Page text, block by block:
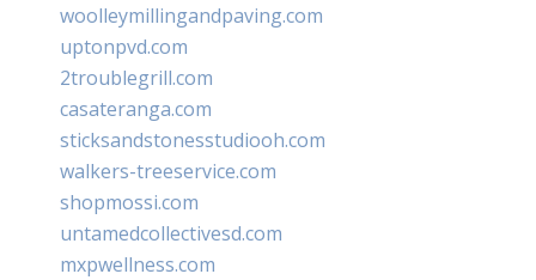
woolleymillingandpaving.com
uptonpvd.com
2troublegrill.com
casateranga.com
sticksandstonesstudiooh.com
walkers-treeservice.com
shopmossi.com
untamedcollectivesd.com
mxpwellness.com